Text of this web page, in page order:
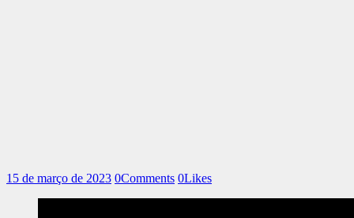
15 de março de 2023 0Comments 0Likes